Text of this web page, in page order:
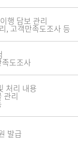
행 담보 관리
, 고객만족도조사 등
도조사
처리 내용
관리
발급